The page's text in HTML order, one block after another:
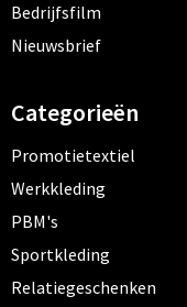
Bedrijfsfilm
Nieuwsbrief
Categorieën
Promotietextiel
Werkkleding
PBM's
Sportkleding
Relatiegeschenken